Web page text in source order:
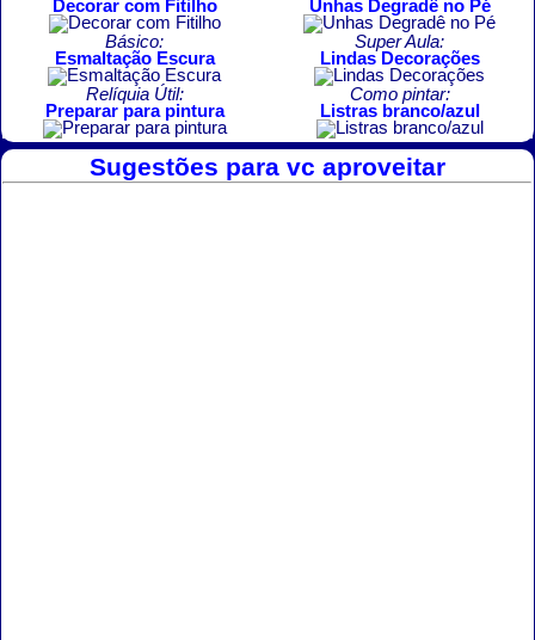
Decorar com Fitilho
Unhas Degradê no Pé
Básico:
Esmaltação Escura
Super Aula:
Lindas Decorações
Relíquia Útil:
Preparar para pintura
Como pintar:
Listras branco/azul
Sugestões para vc aproveitar